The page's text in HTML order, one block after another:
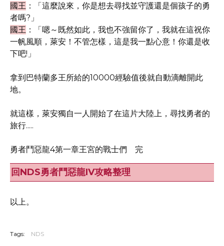
國王 ：「這麼說來，你是想去尋找並守護還是個孩子的勇
者嗎?」
國王 ：「嗯～既然如此，我也不強留你了，我就在這祝你
一帆風順，萊安！不管怎樣，這是我一點心意！你還是收
下吧!」
拿到巴特蘭多王所給的10000經驗值後就自動滴離開此
地。
就這樣，萊安獨自一人開始了在這片大陸上，尋找勇者的
旅行.....
勇者鬥惡龍4第一章王宮的戰士們 完
回NDS勇者鬥惡龍IV攻略整理
以上。
Tags: NDS